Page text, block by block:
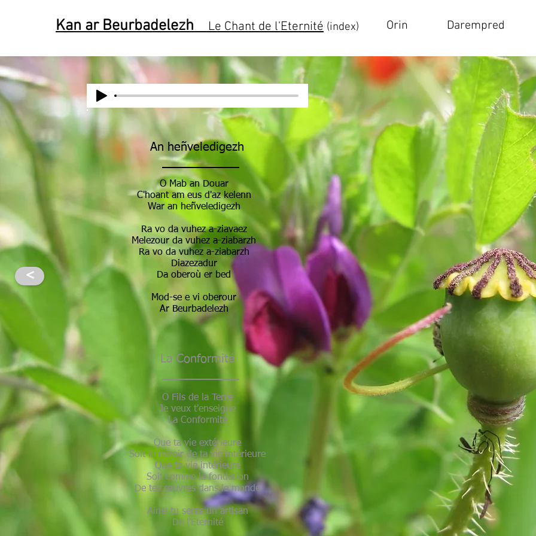
Kan ar Beurbadelezh Le Chant de l'Eternité (index) Orin Darempred
<
An heñveledigezh
O Mab an Douar
C'hoant am eus d'az kelenn
War an heñveledigezh
Ra vo da vuhez a-ziavaez
Melezour da vuhez a-ziabarzh
Ra vo da vuhez a-ziabarzh
Diazezadur
Da oberoù er bed
Mod-se e vi oberour
Ar Beurbadelezh
La Conformité
O Fils de la Terre
Je veux t'enseigne
La Conformité
Que ta vie extérieure
Soit le miroir de ta vie intérieure
Que ta vie intérieure
Soit comme la fondation
De tes œuvres dans le monde
Ainsi tu seras un artisan
De l'Eternité